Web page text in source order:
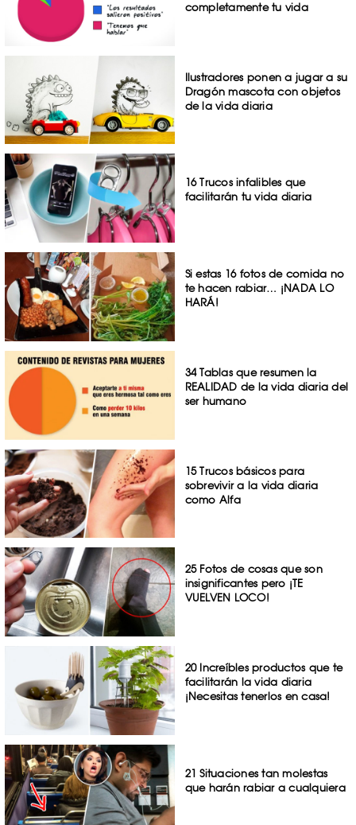
completamente tu vida
Ilustradores ponen a jugar a su
Dragón mascota con objetos
de la vida diaria
16 Trucos infalibles que
facilitarán tu vida diaria
Si estas 16 fotos de comida no
te hacen rabiar… ¡NADA LO
HARÁ!
34 Tablas que resumen la
REALIDAD de la vida diaria del
ser humano
15 Trucos básicos para
sobrevivir a la vida diaria
como Alfa
25 Fotos de cosas que son
insignificantes pero ¡TE
VUELVEN LOCO!
20 Increíbles productos que te
facilitarán la vida diaria
¡Necesitas tenerlos en casa!
21 Situaciones tan molestas
que harán rabiar a cualquiera